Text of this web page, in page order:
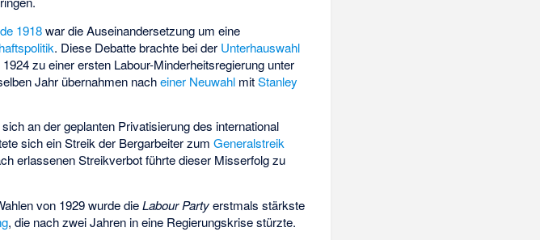
1918war die Auseinandersetzung um eine
. Diese Debatte brachte bei der Unterhauswahl
zu einer ersten Labour-Minderheitsregierung unter
Jahr übernahmen nacheiner Neuwahl mitStanley
an der geplanten Privatisierung des international
sich ein Streik der Bergarbeiter zumGeneralstreik
erlassenen Streikverbot führte dieser Misserfolg zu
von 1929 wurde dieLabour Partyerstmals stärkste
, die nach zwei Jahren in eine Regierungskrise stürzte.